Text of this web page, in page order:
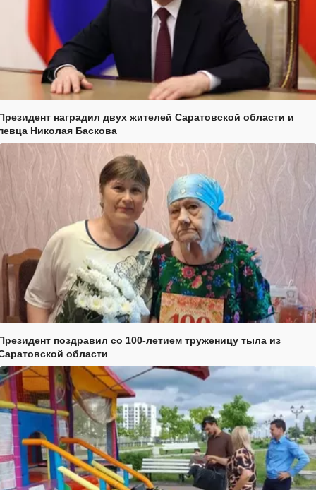
наградил двух жителей Саратовской области и
Николая Баскова
поздравил со 100-летием труженицу тыла из
области